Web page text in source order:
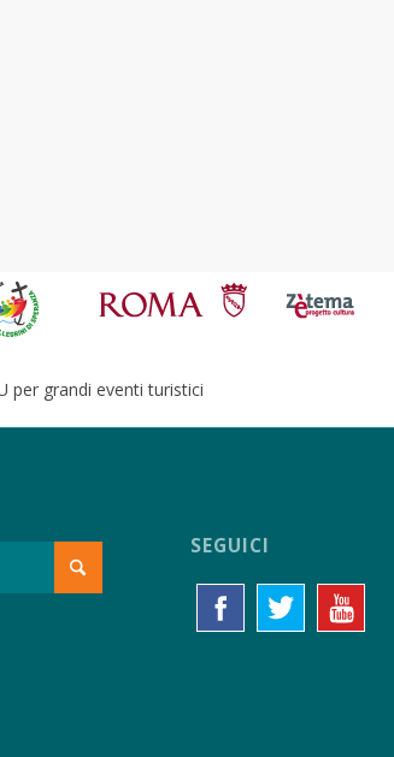
per grandi eventi turistici
SEGUICI